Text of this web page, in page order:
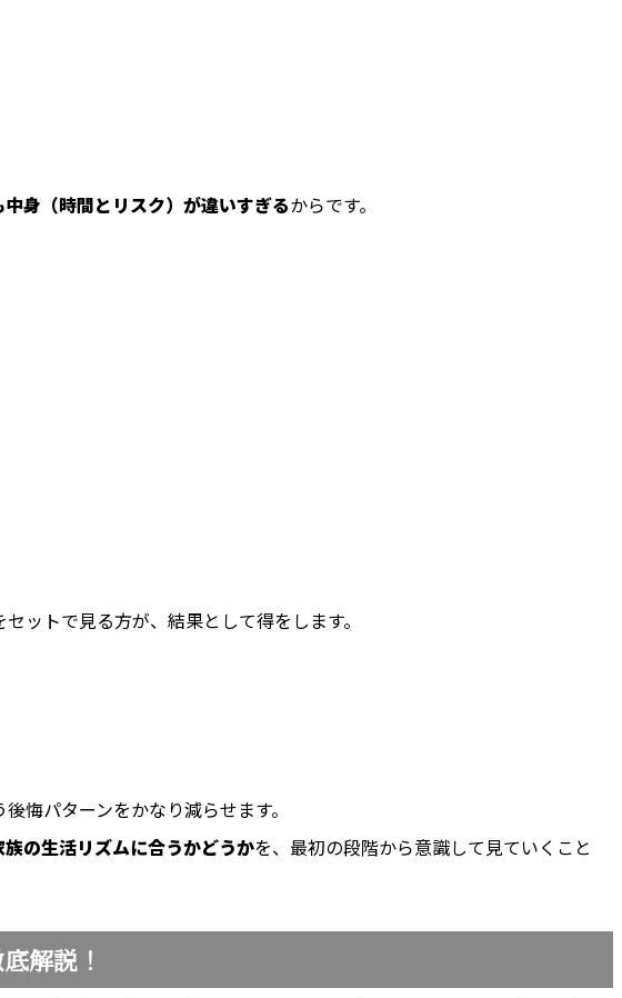
身（時間とリスク）が違いすぎるからです。
セットで見る方が、結果として得をします。
悔パターンをかなり減らせます。
族の生活リズムに合うかどうかを、最初の段階から意識して見ていくこと
解説！